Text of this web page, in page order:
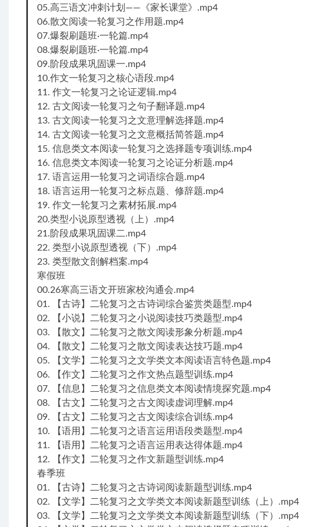
05.高三语文冲刺计划——《家长课堂》.mp4
06.散文阅读一轮复习之作用题.mp4
07.爆裂刷题班·一轮篇.mp4
08.爆裂刷题班·一轮篇.mp4
09.阶段成果巩固课一.mp4
10.作文一轮复习之核心语段.mp4
11. 作文一轮复习之论证逻辑.mp4
12. 古文阅读一轮复习之句子翻译题.mp4
13. 古文阅读一轮复习之文意理解选择题.mp4
14. 古文阅读一轮复习之文意概括简答题.mp4
15. 信息类文本阅读一轮复习之选择题专项训练.mp4
16. 信息类文本阅读一轮复习之论证分析题.mp4
17. 语言运用一轮复习之词语综合题.mp4
18. 语言运用一轮复习之标点题、修辞题.mp4
19. 作文一轮复习之素材拓展.mp4
20.类型小说原型透视（上）.mp4
21.阶段成果巩固课二.mp4
22. 类型小说原型透视（下）.mp4
23. 类型散文剖解档案.mp4
寒假班
00.26寒高三语文开班家校沟通会.mp4
01. 【古诗】二轮复习之古诗词综合鉴赏类题型.mp4
02. 【小说】二轮复习之小说阅读技巧类题型.mp4
03. 【散文】二轮复习之散文阅读形象分析题.mp4
04. 【散文】二轮复习之散文阅读表达技巧题.mp4
05. 【文学】二轮复习之文学类文本阅读语言特色题.mp4
06. 【作文】二轮复习之作文热点题型训练.mp4
07. 【信息】二轮复习之信息类文本阅读情境探究题.mp4
08. 【古文】二轮复习之古文阅读虚词理解.mp4
09. 【古文】二轮复习之古文阅读综合训练.mp4
10. 【语用】二轮复习之语言运用语段类题型.mp4
11. 【语用】二轮复习之语言运用表达得体题.mp4
12. 【作文】二轮复习之作文新题型训练.mp4
春季班
01. 【古诗】二轮复习之古诗词阅读新题型训练.mp4
02. 【文学】二轮复习之文学类文本阅读新题型训练（上）.mp4
03. 【文学】二轮复习之文学类文本阅读新题型训练（下）.mp4